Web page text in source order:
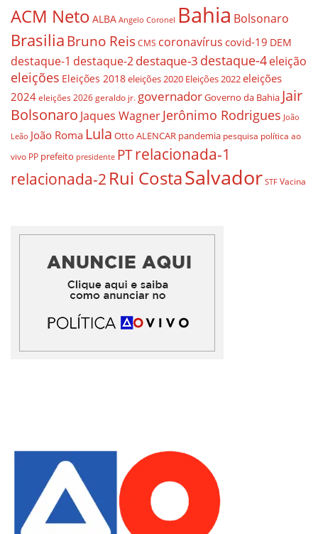
ACM Neto ALBA Angelo Coronel Bahia Bolsonaro
BrasiliaBruno ReisCMS coronavírus covid-19 DEM
destaque-1 destaque-2destaque-3 destaque-4eleição
eleições Eleições 2018eleições 2020 Eleições 2022eleições
2024 eleições 2026 geraldo jr. governadorGoverno da Bahia Jair
Bolsonaro Jaques WagnerJerônimo Rodrigues João
Leão João Roma Lula Otto ALENCAR pandemia pesquisa política ao
vivo PP prefeito presidente PTrelacionada-1
relacionada-2 Rui CostaSalvador STF Vacina